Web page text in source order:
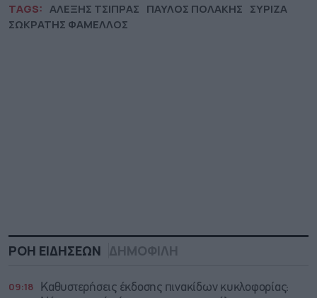
TAGS: ΑΛΕΞΗΣ ΤΣΙΠΡΑΣ ΠΑΥΛΟΣ ΠΟΛΑΚΗΣ ΣΥΡΙΖΑ
ΣΩΚΡΑΤΗΣ ΦΑΜΕΛΛΟΣ
ΡΟΗ ΕΙΔΗΣΕΩΝ ΔΗΜΟΦΙΛΗ
09:18
Καθυστερήσεις έκδοσης πινακίδων κυκλοφορίας: